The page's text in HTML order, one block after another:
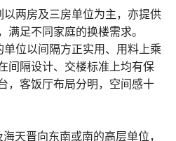
以两房及三房单位为主，亦提供
满足不同家庭的换楼需求。
单位以间隔方正实用、用料上乘
间隔设计、交楼标准上均有保
，客饭厅布局分明，空间感十
海天晋向东南或南的高层单位，